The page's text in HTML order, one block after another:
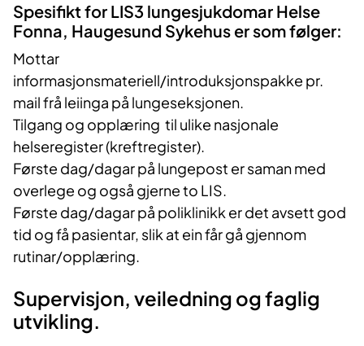
Spesifikt for LIS3 lungesjukdomar Helse
Fonna, Haugesund Sykehus er som følger:
Mottar
informasjonsmateriell/introduksjonspakke pr.
mail frå leiinga på lungeseksjonen.
Tilgang og opplæring til ulike nasjonale
helseregister (kreftregister).
Første dag/dagar på lungepost er saman med
overlege og også gjerne to LIS.
Første dag/dagar på poliklinikk er det avsett god
tid og få pasientar, slik at ein får gå gjennom
rutinar/opplæring.
Supervisjon, veiledning og faglig
utvikling.